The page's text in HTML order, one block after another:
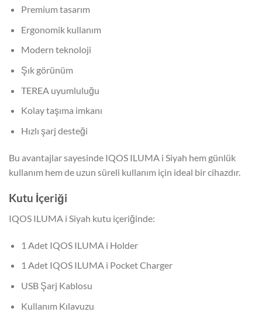
Premium tasarım
Ergonomik kullanım
Modern teknoloji
Şık görünüm
TEREA uyumluluğu
Kolay taşıma imkanı
Hızlı şarj desteği
Bu avantajlar sayesinde IQOS ILUMA i Siyah hem günlük
kullanım hem de uzun süreli kullanım için ideal bir cihazdır.
Kutu İçeriği
IQOS ILUMA i Siyah kutu içeriğinde:
1 Adet IQOS ILUMA i Holder
1 Adet IQOS ILUMA i Pocket Charger
USB Şarj Kablosu
Kullanım Kılavuzu